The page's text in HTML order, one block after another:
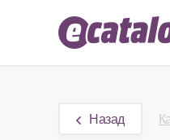
Назад